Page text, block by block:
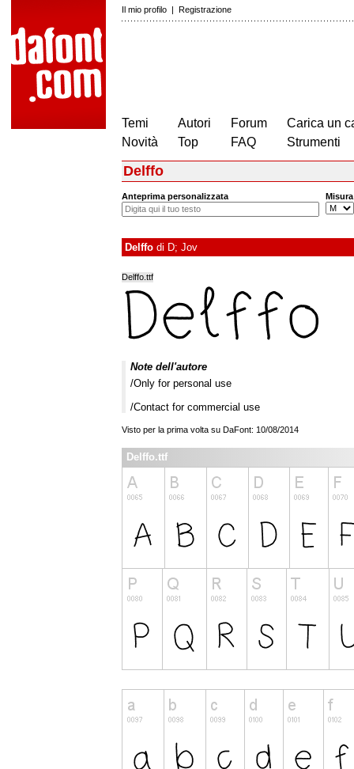
Il mio profilo | Registrazione
Temi
Novità
Autori
Top
Forum
FAQ
Carica un
Strumenti
Delffo
Anteprima personalizzata Misura
Delffo di D; Jov
Delffo.ttf
Note dell'autore
/Only for personal use
/Contact for commercial use
Visto per la prima volta su DaFont: 10/08/2014
Delffo.ttf